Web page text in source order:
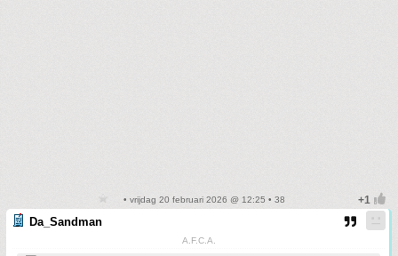
• vrijdag 20 februari 2026 @ 12:25 • 38
Da_Sandman
A.F.C.A.